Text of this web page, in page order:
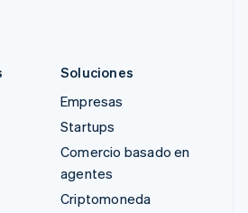
Soluciones
Empresas
Startups
Comercio basado en
agentes
Criptomoneda